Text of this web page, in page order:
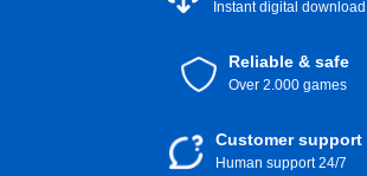
Instant digital download
Reliable & safe
Over 2.000 games
Customer support
Human support 24/7